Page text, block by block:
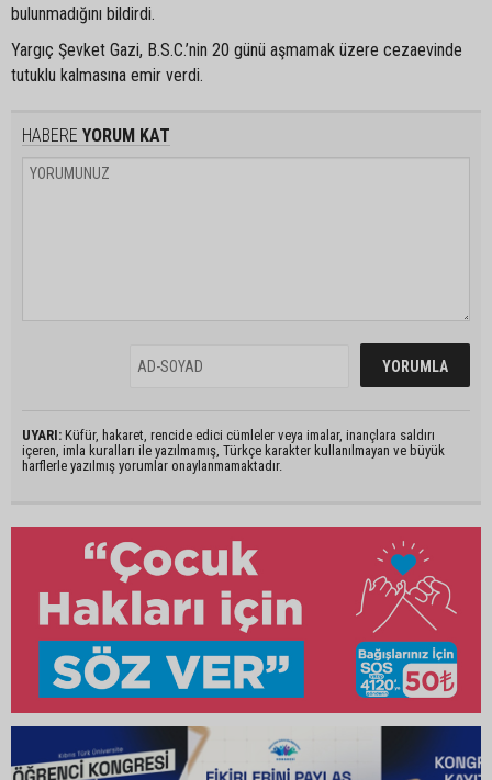
bulunmadığını bildirdi.
Yargıç Şevket Gazi, B.S.C.’nin 20 günü aşmamak üzere cezaevinde
tutuklu kalmasına emir verdi.
HABERE YORUM KAT
UYARI: Küfür, hakaret, rencide edici cümleler veya imalar, inançlara saldırı
içeren, imla kuralları ile yazılmamış, Türkçe karakter kullanılmayan ve büyük
harflerle yazılmış yorumlar onaylanmamaktadır.